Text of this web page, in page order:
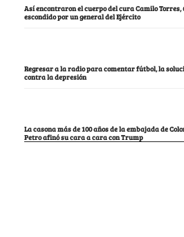
Así encontraron el cuerpo del cura Camilo Torres,
escondido por un general del Ejército
Regresar a la radio para comentar fútbol, la
contra la depresión
La casona más de 100 años de la embajada de
Petro afinó su cara a cara con Trump